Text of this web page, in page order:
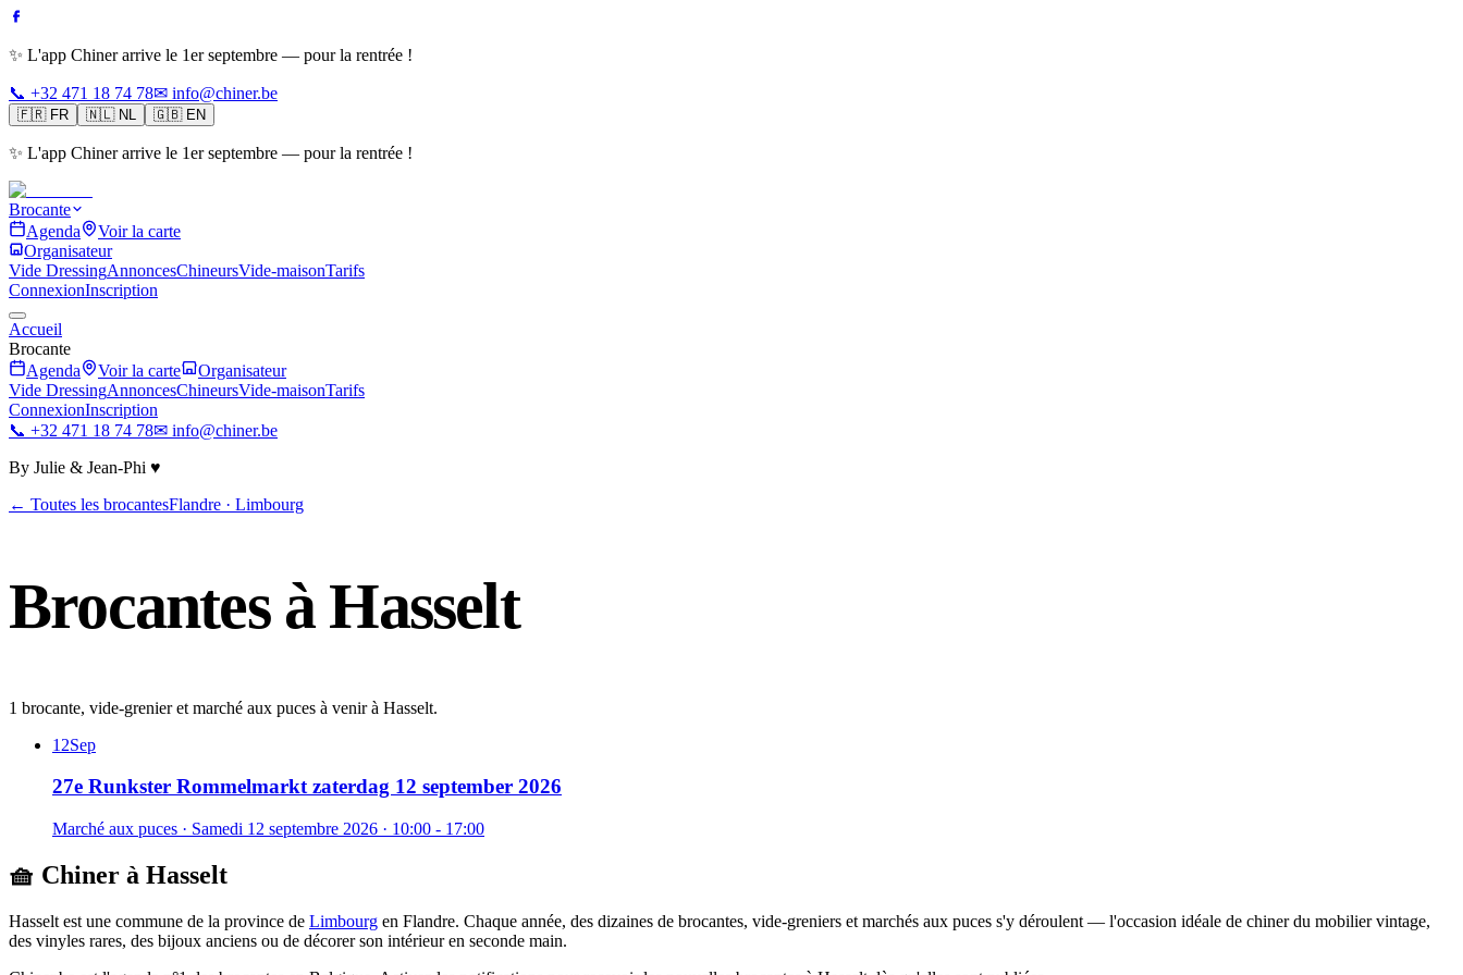
✨ L'app Chiner arrive le 1er septembre — pour la rentrée !
📞 +32 471 18 74 78✉ info@chiner.be
🇫🇷 FR 🇳🇱 NL 🇬🇧 EN
✨ L'app Chiner arrive le 1er septembre — pour la rentrée !
Brocante
Agenda
Voir la carte
Organisateur
Vide DressingAnnoncesChineursVide-maisonTarifs
ConnexionInscription
Accueil
Brocante
Agenda
Voir la carte
Organisateur
Vide DressingAnnoncesChineursVide-maisonTarifs
ConnexionInscription
📞 +32 471 18 74 78✉ info@chiner.be
By Julie & Jean-Phi ♥
← Toutes les brocantesFlandre · Limbourg
Brocantes àHasselt
1 brocante, vide-grenier et marché aux puces à venir à Hasselt.
12Sep
27e Runkster Rommelmarkt zaterdag 12 september 2026
Marché aux puces · Samedi 12 septembre 2026 · 10:00 - 17:00
🧺 Chiner à Hasselt
Hasselt est une commune de la province de Limbourg en Flandre. Chaque année, des dizaines de brocantes, vide-greniers et marchés aux puces s'y déroulent — l'occasion idéale de chiner du mobilier vintage,
des vinyles rares, des bijoux anciens ou de décorer son intérieur en seconde main.